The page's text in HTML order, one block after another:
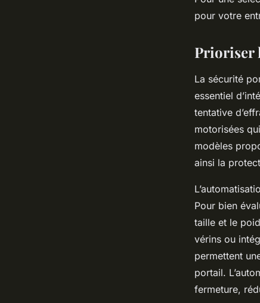
pour votre
Prioriser
La sécurité
essentiel
tentative
motorisées
modèles
ainsi la
Pour bien
taille et le
vérins ou
permettent
portail.
fermeture,